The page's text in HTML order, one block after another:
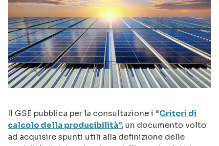
Il GSE pubblica per la consultazione i “Criteri di
calcolo della producibilità”, un documento volto
ad acquisire spunti utili alla definizione delle